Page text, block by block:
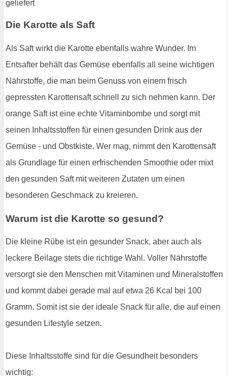
Die Karotte als Saft
Als Saft wirkt die Karotte ebenfalls wahre Wunder. Im
Entsafter behält das Gemüse ebenfalls all seine wichtigen
Nährstoffe, die man beim Genuss von einem frisch
gepressten Karottensaft schnell zu sich nehmen kann. Der
orange Saft ist eine echte Vitaminbombe und sorgt mit
seinen Inhaltsstoffen für einen gesunden Drink aus der
Gemüse - und Obstkiste. Wer mag, nimmt den Karottensaft
als Grundlage für einen erfrischenden Smoothie oder mixt
den gesunden Saft mit weiteren Zutaten um einen
besonderen Geschmack zu kreieren.
Warum ist die Karotte so gesund?
Die kleine Rübe ist ein gesunder Snack, aber auch als
leckere Beilage stets die richtige Wahl. Voller Nährstoffe
versorgt sie den Menschen mit Vitaminen und Mineralstoffen
und kommt dabei gerade mal auf etwa 26 Kcal bei 100
Gramm. Somit ist sie der ideale Snack für alle, die auf einen
gesunden Lifestyle setzen.
Diese Inhaltsstoffe sind für die Gesundheit besonders
wichtig: